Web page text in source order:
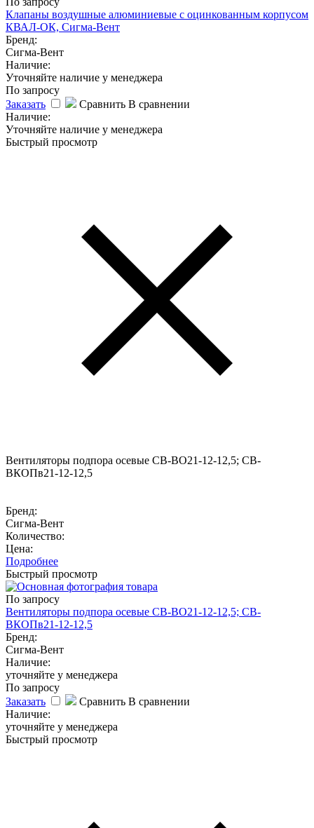
Клапаны воздушные алюминиевые с оцинкованным корпусом
КВАЛ-ОК, Сигма-Вент
Бренд:
Сигма-Вент
Наличие:
Уточняйте наличие у менеджера
По запросу
Заказать
Сравнить В сравнении
Наличие:
Уточняйте наличие у менеджера
Быстрый просмотр
Вентиляторы подпора осевые СВ-ВО21-12-12,5; СВ-
ВКОПв21-12-12,5
Бренд:
Сигма-Вент
Количество:
Цена:
Подробнее
Быстрый просмотр
По запросу
Вентиляторы подпора осевые СВ-ВО21-12-12,5; СВ-
ВКОПв21-12-12,5
Бренд:
Сигма-Вент
Наличие:
уточняйте у менеджера
По запросу
Заказать
Сравнить В сравнении
Наличие:
уточняйте у менеджера
Быстрый просмотр